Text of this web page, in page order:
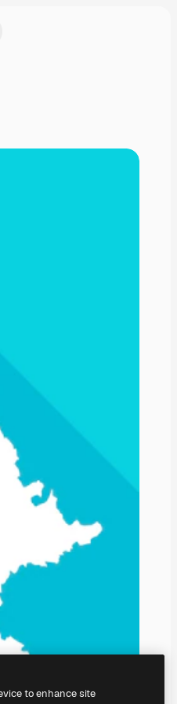
to enhance site